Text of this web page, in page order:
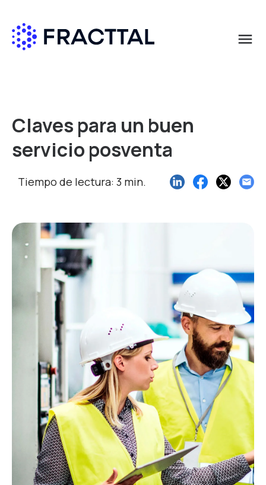
menu
Claves para un buen
servicio posventa
Tiempo de lectura: 3 min.